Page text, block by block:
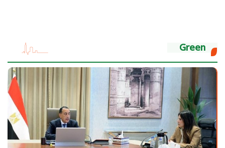
Green